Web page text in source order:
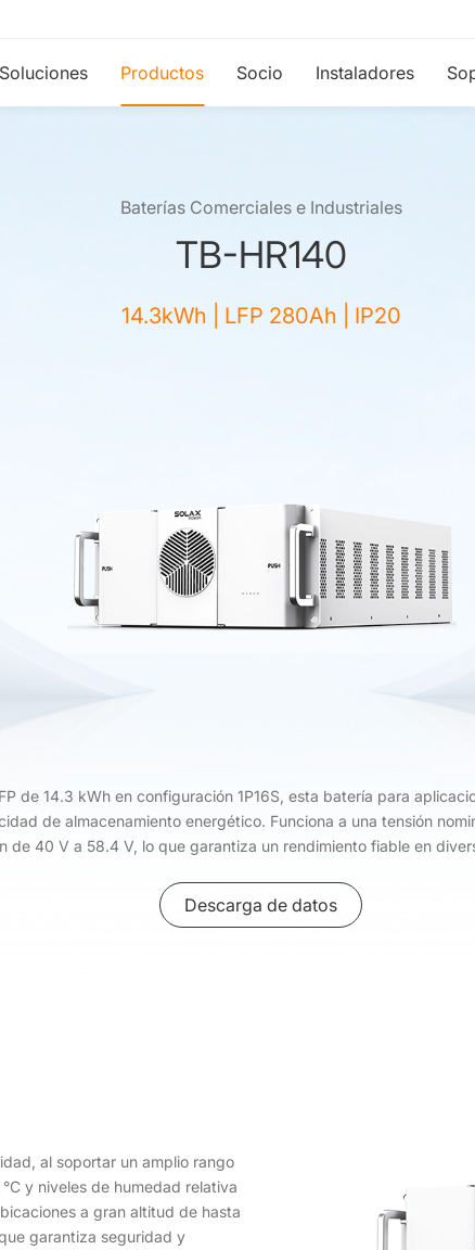
Soluciones Productos Socio Instaladores
Baterías Comerciales e Industriales
TB-HR140
14.3kWh | LFP 280Ah | IP20
de 14.3 kWh en configuración 1P16S, esta batería para
de almacenamiento energético. Funciona a una tensión
de 40 V a 58.4 V, lo que garantiza un rendimiento fiable en
Descarga de datos
al soportar un amplio rango
y niveles de humedad relativa
a gran altitud de hasta
garantiza seguridad y